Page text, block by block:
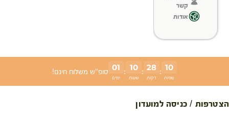
קשר
אודות
01
ימים
: 10
שעות
: 28
דקות
: 09
שניות
סופ"ש משלוח חינם!
הצטרפות / כניסה למועדון